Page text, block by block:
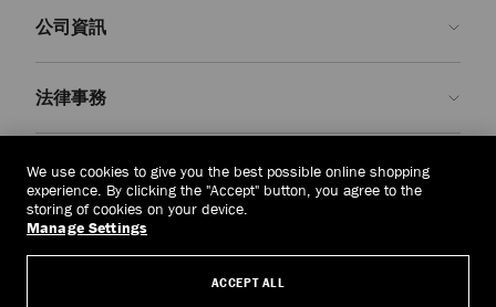
底鞋以外的時尚升級之選。將週末的運動鞋換成穆勒鞋，輕鬆搭配休閑 T
申請退貨
送貨
定制服務
保修服務
公司資訊
我們的歷史
我們的影響與責任
我們的影響
匠心工藝
法律事務
條款與條件
被遺忘權
主體存取請求表
印尼(Rp)
We use cookies to give you the best possible online shopping
experience. By clicking the "Accept" button, you agree to the
storing of cookies on your device.
Manage Settings
ACCEPT ALL